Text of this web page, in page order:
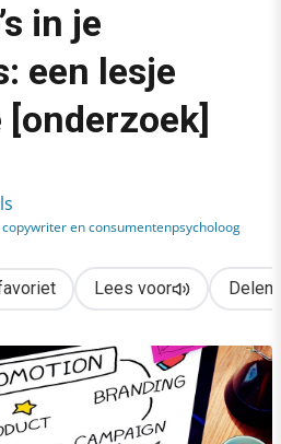
een lesje psychologie
in je
een lesje
en consumentenpsycholoog
Lees voor Delen